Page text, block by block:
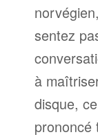
sentez
à
disque,
prononcé